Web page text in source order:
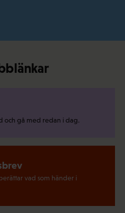
och gå med redan i dag.
vad som händer i